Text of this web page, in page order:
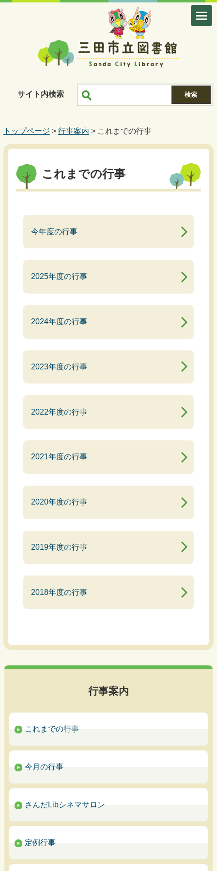
サイト内検索
トップページ > 行事案内 > これまでの行事
これまでの行事
今年度の行事
2025年度の行事
2024年度の行事
2023年度の行事
2022年度の行事
2021年度の行事
2020年度の行事
2019年度の行事
2018年度の行事
行事案内
これまでの行事
今月の行事
さんだLibシネマサロン
定例行事